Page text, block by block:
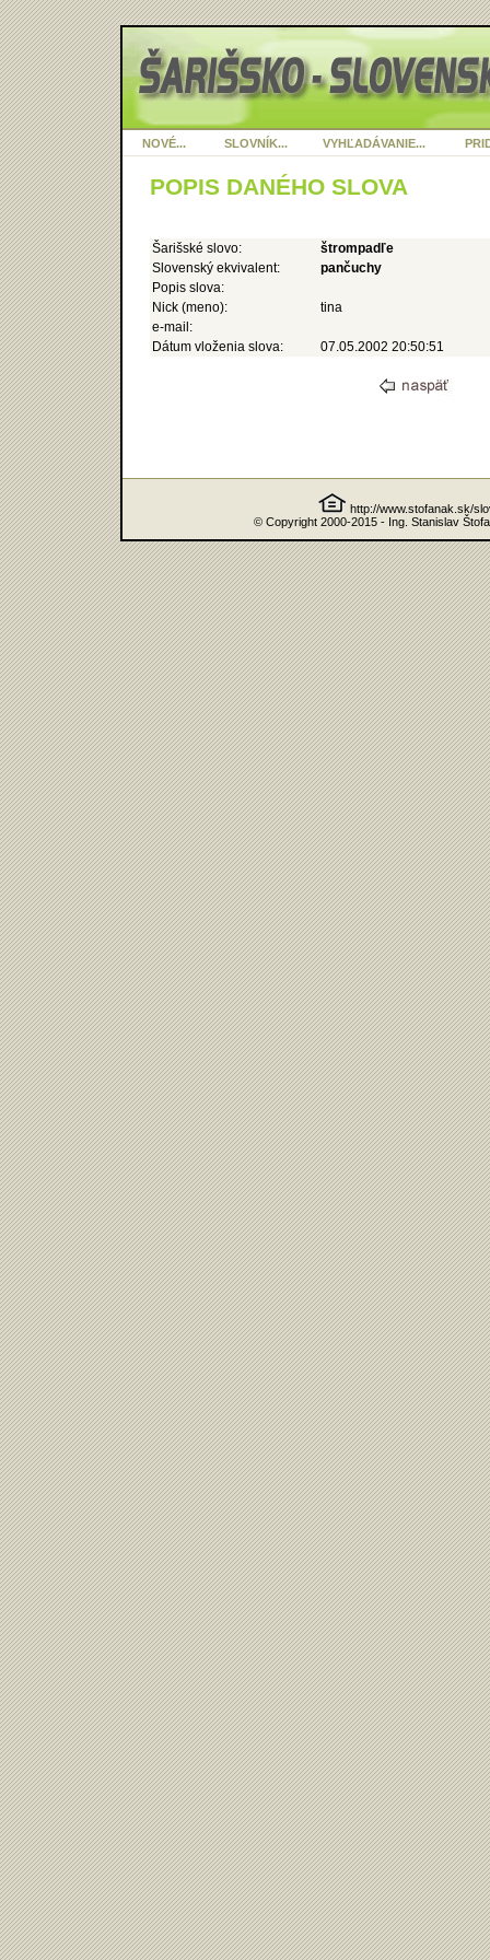
NOVÉ... SLOVNÍK... VYHĽADÁVANIE...
POPIS DANÉHO SLOVA
Šarišské slovo:
štrompadľe
Slovenský ekvivalent:
pančuchy
Popis slova:
Nick (meno):
tina
e-mail:
Dátum vloženia slova:
07.05.2002 20:50:51
http://www.stofanak.sk/
© Copyright 2000-2015 - Ing. Stanislav